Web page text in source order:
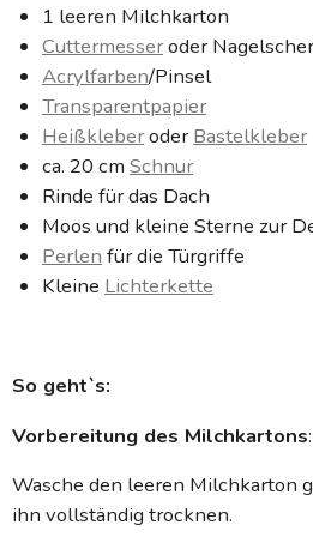
1 leeren Milchkarton
Cuttermesseroder
Acrylfarben/Pinsel
Transparentpapier
HeißkleberoderBastelkleber
ca. 20 cm Schnur
Rinde für das Dach
Moos und kleine Sterne zur
Perlen für die Türgriffe
Kleine Lichterkette
So geht`s:
Vorbereitung des Milchkartons:
Wasche den leeren Milchkarton
ihn vollständig trocknen.